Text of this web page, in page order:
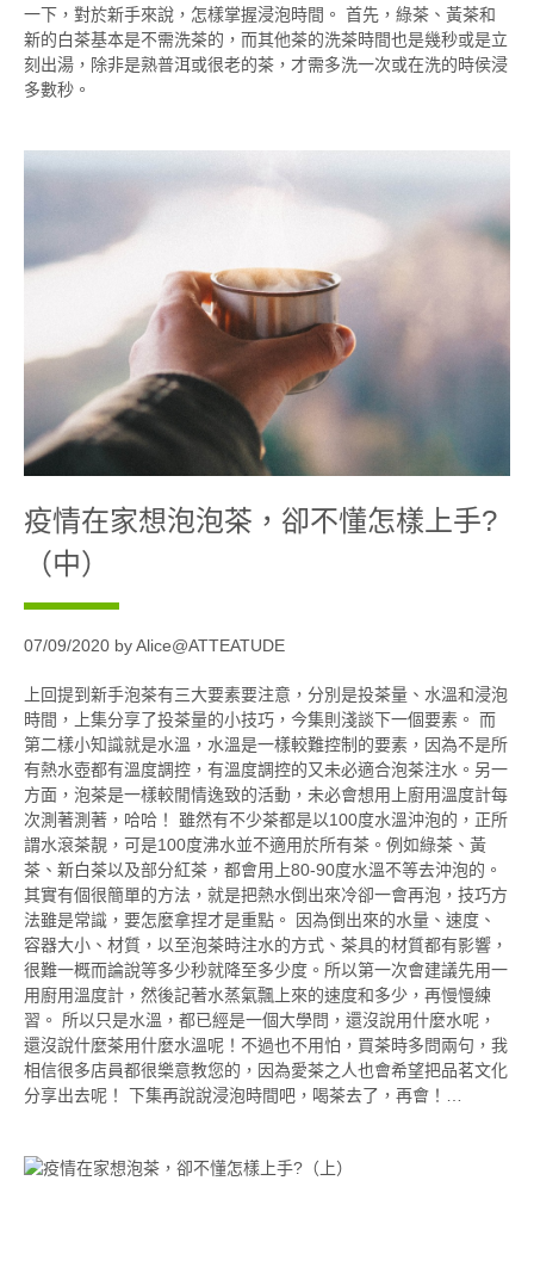
一下，對於新手來說，怎樣掌握浸泡時間。 首先，綠茶、黃茶和
新的白茶基本是不需洗茶的，而其他茶的洗茶時間也是幾秒或是立
刻出湯，除非是熟普洱或很老的茶，才需多洗一次或在洗的時侯浸
多數秒。
疫情在家想泡泡茶，卻不懂怎樣上手?
（中）
07/09/2020 by Alice@ATTEATUDE
上回提到新手泡茶有三大要素要注意，分別是投茶量、水溫和浸泡
時間，上集分享了投茶量的小技巧，今集則淺談下一個要素。 而
第二樣小知識就是水溫，水溫是一樣較難控制的要素，因為不是所
有熱水壺都有溫度調控，有溫度調控的又未必適合泡茶注水。另一
方面，泡茶是一樣較閒情逸致的活動，未必會想用上廚用溫度計每
次測著測著，哈哈！ 雖然有不少茶都是以100度水溫沖泡的，正所
謂水滾茶靚，可是100度沸水並不適用於所有茶。例如綠茶、黃
茶、新白茶以及部分紅茶，都會用上80-90度水溫不等去沖泡的。
其實有個很簡單的方法，就是把熱水倒出來冷卻一會再泡，技巧方
法雖是常識，要怎麼拿捏才是重點。 因為倒出來的水量、速度、
容器大小、材質，以至泡茶時注水的方式、茶具的材質都有影響，
很難一概而論說等多少秒就降至多少度。所以第一次會建議先用一
用廚用溫度計，然後記著水蒸氣飄上來的速度和多少，再慢慢練
習。 所以只是水溫，都已經是一個大學問，還沒說用什麼水呢，
還沒說什麼茶用什麼水溫呢！不過也不用怕，買茶時多問兩句，我
相信很多店員都很樂意教您的，因為愛茶之人也會希望把品茗文化
分享出去呢！ 下集再說說浸泡時間吧，喝茶去了，再會！…